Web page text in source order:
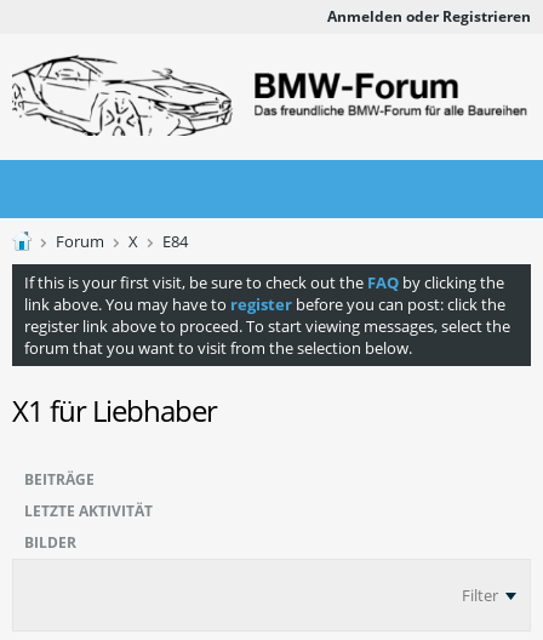
Anmelden oder Registrieren
Forum X
E84
If this is your first visit, be sure to check out the FAQ by clicking the
link above. You may have to register before you can post: click the
register link above to proceed. To start viewing messages, select the
forum that you want to visit from the selection below.
X1 für Liebhaber
BEITRÄGE
LETZTE AKTIVITÄT
BILDER
Filter